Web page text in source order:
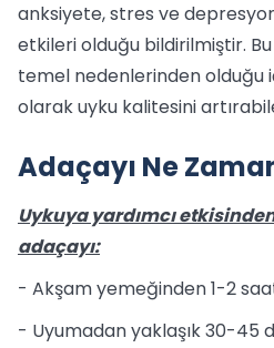
anksiyete, stres ve
etkileri olduğu bildirilmiştir.
temel nedenlerinden olduğu
olarak uyku kalitesini
Adaçayı Ne
Uykuya yardımcı
adaçayı:
- Akşam yemeğinden 1-2
- Uyumadan yaklaşık 30-45